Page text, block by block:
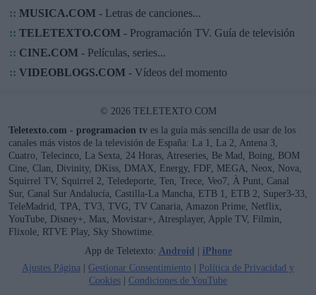
:: MUSICA.COM- Letras de canciones...
:: TELETEXTO.COM- Programación TV. Guía de televisión
:: CINE.COM- Películas, series...
:: VIDEOBLOGS.COM- Vídeos del momento
© 2026 TELETEXTO.COM
Teletexto.com - programacion tv es la guía más sencilla de usar de los
canales más vistos de la televisión de España: La 1, La 2, Antena 3,
Cuatro, Telecinco, La Sexta, 24 Horas, Atreseries, Be Mad, Boing, BOM
Cine, Clan, Divinity, DKiss, DMAX, Energy, FDF, MEGA, Neox, Nova,
Squirrel TV, Squirrel 2, Teledeporte, Ten, Trece, Veo7, À Punt, Canal
Sur, Canal Sur Andalucía, Castilla-La Mancha, ETB 1, ETB 2, Super3-33,
TeleMadrid, TPA, TV3, TVG, TV Canaria, Amazon Prime, Netflix,
YouTube, Disney+, Max, Movistar+, Atresplayer, Apple TV, Filmin,
Flixole, RTVE Play, Sky Showtime.
App de Teletexto: Android | iPhone
Ajustes Página | Gestionar Consentimiento | Política de Privacidad y
Cookies | Condiciones de YouTube